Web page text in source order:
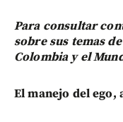
Para consultar
sobre sus temas
Colombia y el
El manejo del ego,